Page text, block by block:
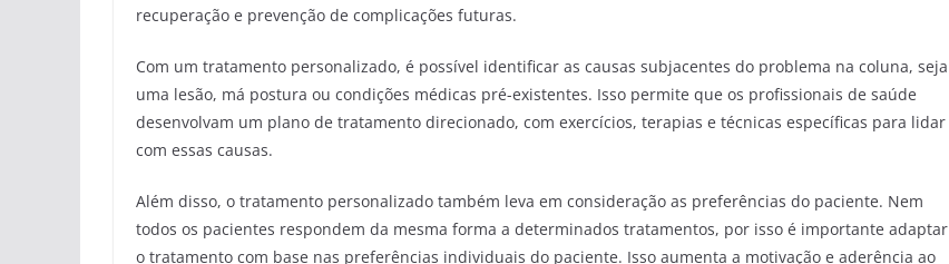
recuperação e prevenção de complicações futuras.
Com um tratamento personalizado, é possível identificar as causas subjacentes do problema na coluna, seja
uma lesão, má postura ou condições médicas pré-existentes. Isso permite que os profissionais de saúde
desenvolvam um plano de tratamento direcionado, com exercícios, terapias e técnicas específicas para lidar
com essas causas.
Além disso, o tratamento personalizado também leva em consideração as preferências do paciente. Nem
todos os pacientes respondem da mesma forma a determinados tratamentos, por isso é importante adaptar
o tratamento com base nas preferências individuais do paciente. Isso aumenta a motivação e aderência ao